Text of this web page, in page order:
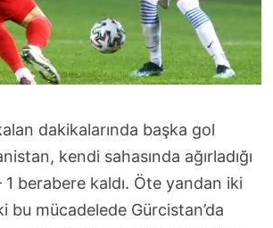
dakikalarında başka gol
kendi sahasında ağırladığı
1 berabere kaldı. Öte yandan iki
bu mücadelede Gürcistan’da